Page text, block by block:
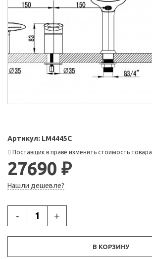
Артикул: LM4445C
Поставщик в праве изменить стоимость товара
27690 ₽
Нашли дешевле?
- +
В КОРЗИНУ